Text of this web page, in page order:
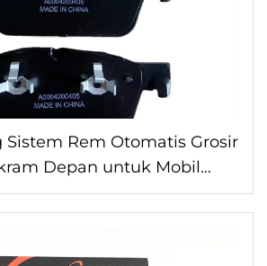
Sistem Rem Otomatis Grosir
Depan untuk Mobil
Otomatis